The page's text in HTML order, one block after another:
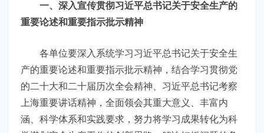
一、深入宣传贯彻习近平总书记关于安全生产的
重要论述和重要指示批示精神
各单位要深入系统学习习近平总书记关于安全生
产的重要论述和重要指示批示精神，结合学习贯彻党
的二十大和二十届历次全会精神、习近平总书记考察
上海重要讲话精神，全面领会其重大意义、丰富内
涵、科学体系和实践要求，努力将学习成果转化为科